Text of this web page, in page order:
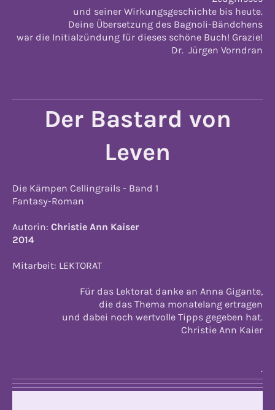
und seiner Wirkungsgeschichte bis heute.
Deine Übersetzung des Bagnoli-Bändchens
war die Initialzündung für dieses schöne Buch! Grazie!
Dr. Jürgen Vorndran
Der Bastard von
Leven
Die Kämpen Cellingrails - Band 1
Fantasy-Roman
Autorin: Christie Ann Kaiser
2014
Mitarbeit: LEKTORAT
Für das Lektorat danke an Anna Gigante,
die das Thema monatelang ertragen
und dabei noch wertvolle Tipps gegeben hat.
Christie Ann Kaier
.